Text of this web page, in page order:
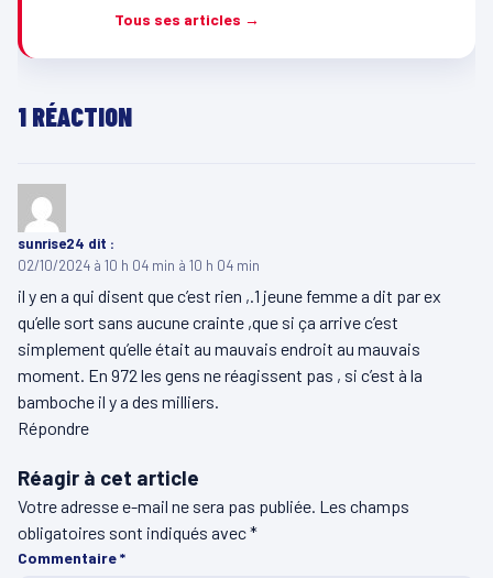
Tous ses articles →
1 RÉACTION
sunrise24 dit :
02/10/2024 à 10 h 04 min à 10 h 04 min
il y en a qui disent que c’est rien ,.1 jeune femme a dit par ex
qu’elle sort sans aucune crainte ,que si ça arrive c’est
simplement qu’elle était au mauvais endroit au mauvais
moment. En 972 les gens ne réagissent pas , si c’est à la
bamboche il y a des milliers.
Répondre
Réagir à cet article
Votre adresse e-mail ne sera pas publiée. Les champs
obligatoires sont indiqués avec*
Commentaire*